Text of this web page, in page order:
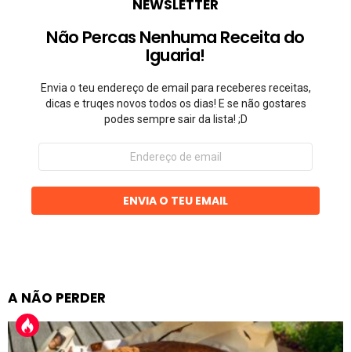
NEWSLETTER
Não Percas Nenhuma Receita do
Iguaria!
Envia o teu endereço de email para receberes receitas,
dicas e truqes novos todos os dias! E se não gostares
podes sempre sair da lista! ;D
Endereço
email
ENVIA O TEU EMAIL
A NÃO PERDER